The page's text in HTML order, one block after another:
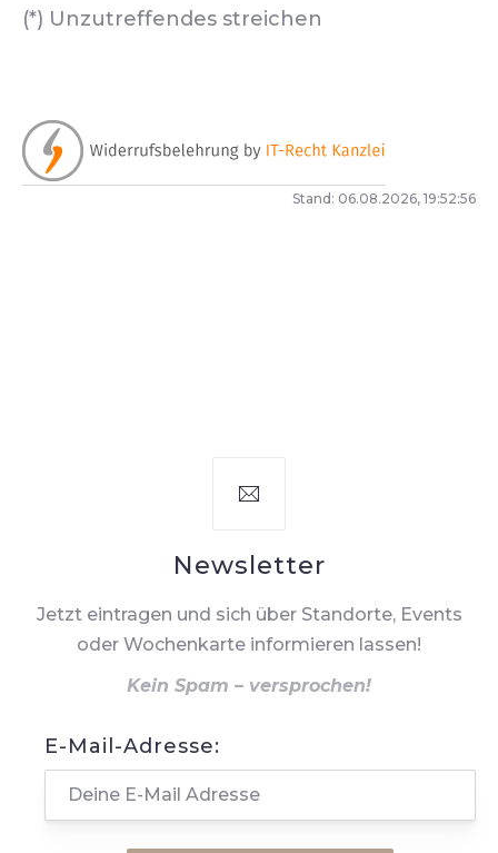
(*) Unzutreffendes streichen
Stand: 06.08.2026, 19:52:56
Newsletter
Jetzt eintragen und sich über Standorte, Events
oder Wochenkarte informieren lassen!
Kein Spam – versprochen!
E-Mail-Adresse: